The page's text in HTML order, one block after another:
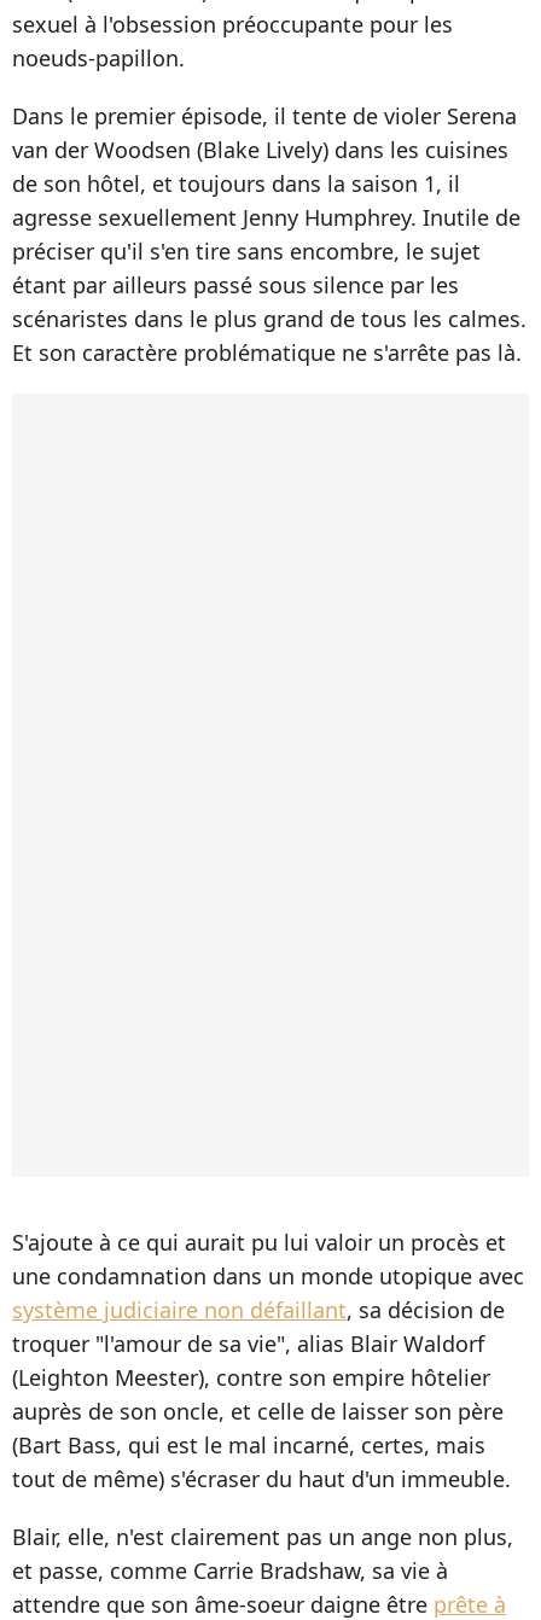
sexuel à l'obsession préoccupante pour les
noeuds-papillon.
Dans le premier épisode, il tente de violer Serena
van der Woodsen (Blake Lively) dans les cuisines
de son hôtel, et toujours dans la saison 1, il
agresse sexuellement Jenny Humphrey. Inutile de
préciser qu'il s'en tire sans encombre, le sujet
étant par ailleurs passé sous silence par les
scénaristes dans le plus grand de tous les calmes.
Et son caractère problématique ne s'arrête pas là.
S'ajoute à ce qui aurait pu lui valoir un procès et
une condamnation dans un monde utopique avec
système judiciaire non défaillant, sa décision de
troquer "l'amour de sa vie", alias Blair Waldorf
(Leighton Meester), contre son empire hôtelier
auprès de son oncle, et celle de laisser son père
(Bart Bass, qui est le mal incarné, certes, mais
tout de même) s'écraser du haut d'un immeuble.
Blair, elle, n'est clairement pas un ange non plus,
et passe, comme Carrie Bradshaw, sa vie à
attendre que son âme-soeur daigne être prête à